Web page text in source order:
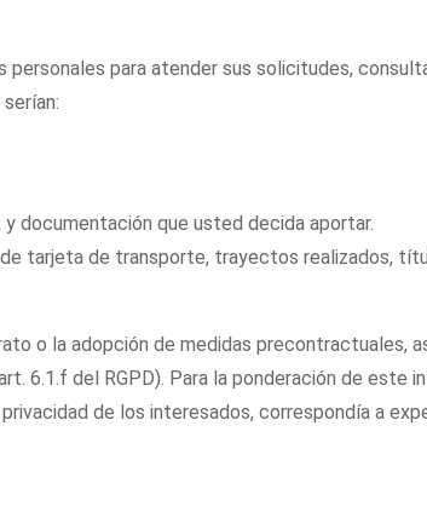
para atender sus solicitudes,
documentación que usted decida aportar.
tarjeta de transporte, trayectos realizados,
o la adopción de medidas precontractuales,
6.1.f del RGPD). Para la ponderación de
de los interesados, correspondía a